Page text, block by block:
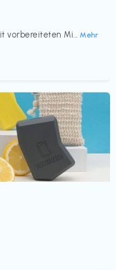
vorbereiteten Mi... Mehr